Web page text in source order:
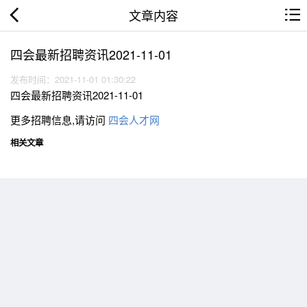
文章内容
四会最新招聘资讯2021-11-01
发布时间：2021-11-01 01:30:22
四会最新招聘资讯2021-11-01
更多招聘信息,请访问 四会人才网
相关文章